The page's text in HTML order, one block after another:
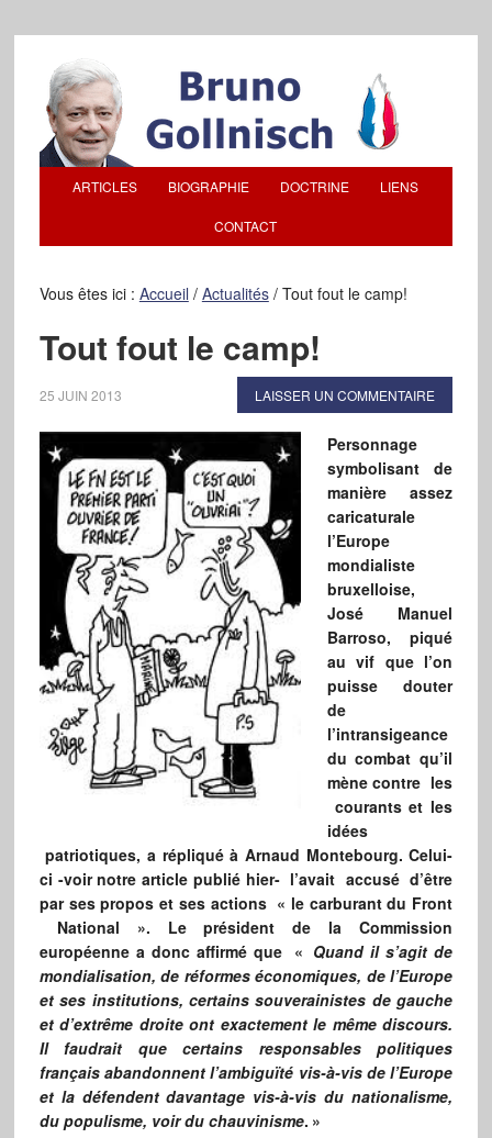
ARTICLES BIOGRAPHIE DOCTRINE LIENS
CONTACT
Vous êtes ici : Accueil / Actualités /Tout fout le camp!
Tout fout le camp!
25 JUIN 2013 LAISSER UN COMMENTAIRE
Personnage
symbolisant de
manière assez
caricaturale
l’Europe
mondialiste
bruxelloise,
José Manuel
Barroso, piqué
au vif que l’on
puisse douter
de
l’intransigeance
du combat qu’il
mène contre les
courants et les
idées
patriotiques, a répliqué à Arnaud Montebourg. Celui-
ci -voir notre article publié hier- l’avait accusé d’être
par ses propos et ses actions « le carburant du Front
National ». Le président de la Commission
européenne a donc affirmé que « Quand il s’agit de
mondialisation, de réformes économiques, de l’Europe
et ses institutions, certains souverainistes de gauche
et d’extrême droite ont exactement le même discours.
Il faudrait que certains responsables politiques
français abandonnent l’ambiguïté vis-à-vis de l’Europe
et la défendent davantage vis-à-vis du nationalisme,
du populisme, voir du chauvinisme. »